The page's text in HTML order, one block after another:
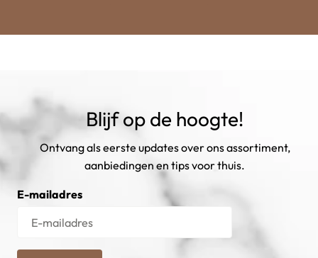
Blijf op de hoogte!
Ontvang als eerste updates over ons assortiment,
aanbiedingen en tips voor thuis.
E-mailadres